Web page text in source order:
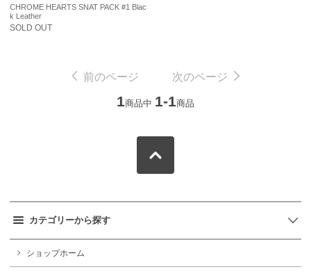
CHROME HEARTS SNAT PACK #1 Blac
k Leather
SOLD OUT
前のページ 次のページ
1商品中 1-1商品
カテゴリーから探す
ショップホーム